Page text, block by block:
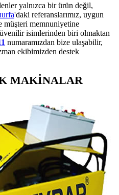
yalnızca bir ürün değil,
'daki referanslarımız, uygun
müşteri memnuniyetine
isimlerinden biri olmaktan
numaramızdan bize ulaşabilir,
ekibimizden destek
MAKİNALAR